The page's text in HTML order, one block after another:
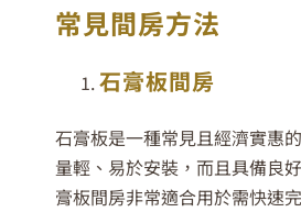
常見間房方法
石膏板間房
石膏板是一種常見且經濟實惠
量輕、易於安裝，而且具備良
膏板間房非常適合用於需快速